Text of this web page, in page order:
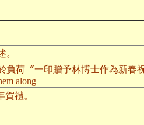
。
負荷〞一印贈予林博士作為新春
along
禮。